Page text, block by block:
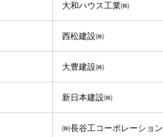
大和ハウス工業㈱
西松建設㈱
大豊建設㈱
新日本建設㈱
㈱長谷工コーポレーション